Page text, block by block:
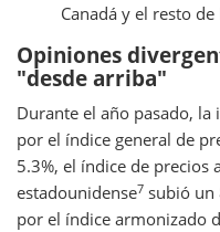
Canadá y el resto
Opiniones
"desde arriba"
Durante el año pasado,
por el índice general de
5.3%, el índice de precios
estadounidense7 subió un
por el índice armonizado